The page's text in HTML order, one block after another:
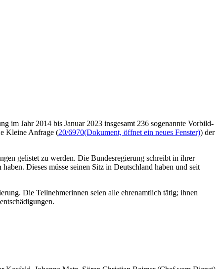
im Jahr 2014 bis Januar 2023 insgesamt 236 sogenannte Vorbild-
Kleine Anfrage (20/6970(Dokument, öffnet ein neues Fenster)) der
gelistet zu werden. Die Bundesregierung schreibt in ihrer
Dieses müsse seinen Sitz in Deutschland haben und seit
Die Teilnehmerinnen seien alle ehrenamtlich tätig; ihnen